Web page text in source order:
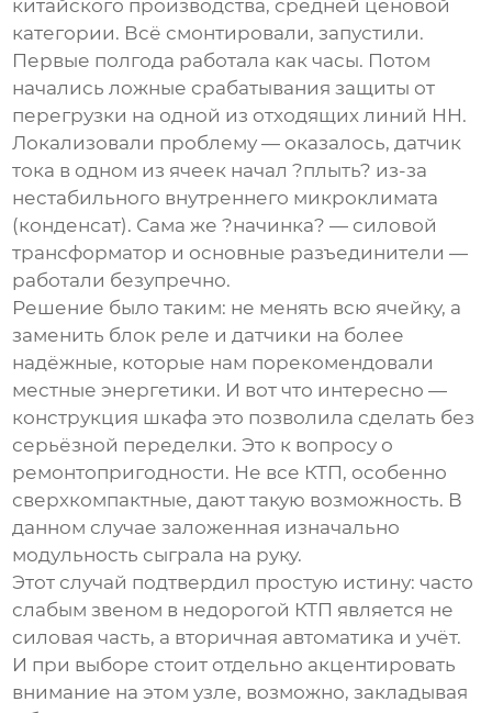
китайского производства, средней ценовой
категории. Всё смонтировали, запустили.
Первые полгода работала как часы. Потом
начались ложные срабатывания защиты от
перегрузки на одной из отходящих линий НН.
Локализовали проблему — оказалось, датчик
тока в одном из ячеек начал ?плыть? из-за
нестабильного внутреннего микроклимата
(конденсат). Сама же ?начинка? — силовой
трансформатор и основные разъединители —
работали безупречно.
Решение было таким: не менять всю ячейку, а
заменить блок реле и датчики на более
надёжные, которые нам порекомендовали
местные энергетики. И вот что интересно —
конструкция шкафа это позволила сделать без
серьёзной переделки. Это к вопросу о
ремонтопригодности. Не все КТП, особенно
сверхкомпактные, дают такую возможность. В
данном случае заложенная изначально
модульность сыграла на руку.
Этот случай подтвердил простую истину: часто
слабым звеном в недорогой КТП является не
силовая часть, а вторичная автоматика и учёт.
И при выборе стоит отдельно акцентировать
внимание на этом узле, возможно, закладывая